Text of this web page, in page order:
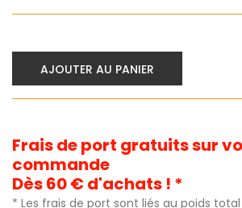
AJOUTER AU PANIER
Frais de port gratuits sur
commande
Dès 60 € d'achats ! *
* Les frais de port sont liés au poids